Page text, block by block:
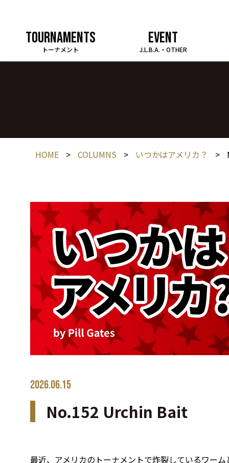
TOURNAMENTS
トーナメント
EVENT
J.L.B.A.・OTHER
HOME > COLUMNS > いつかはアメリカ？ >
2026.06.15
No.152 Urchin Bait
最近、アメリカのトーナメントで炸裂しているワーム